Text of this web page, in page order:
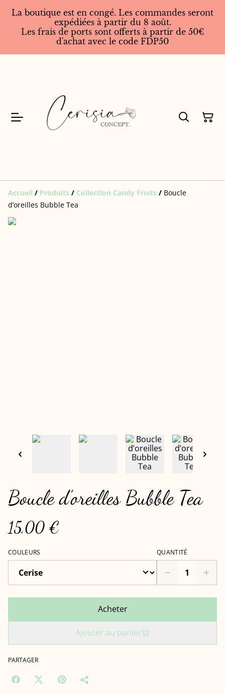
La boutique est en congé. Les commandes seront
expédiées à partir du 8 août.
Les frais de ports sont offerts à partir de 50€
d'achat avec le code FDP50
Accueil / Produits / Collection Candy Fruits / Boucle
d’oreilles Bubble Tea
Boucle d’oreilles Bubble Tea
15,00 €
COULEURS QUANTITÉ
Acheter
Ajouter au panier
PARTAGER